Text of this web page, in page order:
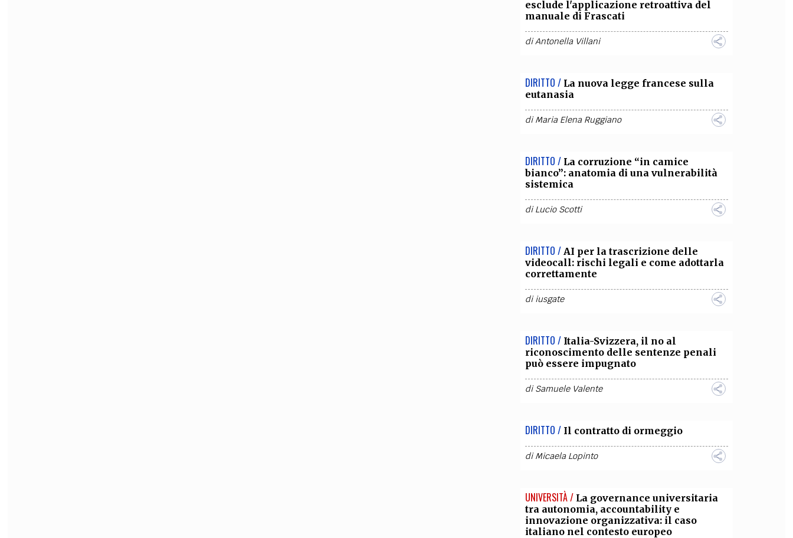
esclude l'applicazione retroattiva del
manuale di Frascati
diAntonella Villani
DIRITTO / La nuova legge francese sulla
eutanasia
diMaria Elena Ruggiano
DIRITTO / La corruzione “in camice
bianco”: anatomia di una vulnerabilità
sistemica
diLucio Scotti
DIRITTO / AI per la trascrizione delle
videocall: rischi legali e come adottarla
correttamente
diiusgate
DIRITTO / Italia-Svizzera, il no al
riconoscimento delle sentenze penali
può essere impugnato
diSamuele Valente
DIRITTO / Il contratto di ormeggio
diMicaela Lopinto
UNIVERSITÀ / La governance universitaria
tra autonomia, accountability e
innovazione organizzativa: il caso
italiano nel contesto europeo